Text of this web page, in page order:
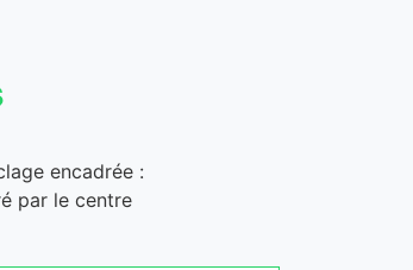
encadrée :
par le centre